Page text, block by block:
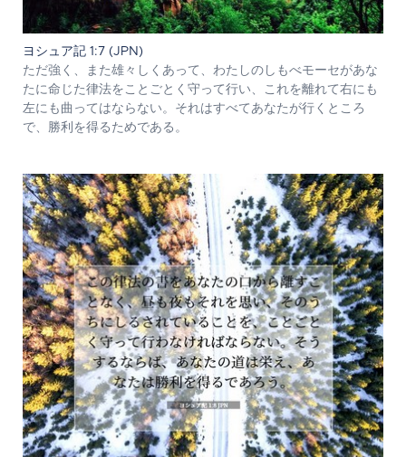
ヨシュア記 1:7 (JPN)
ただ強く、また雄々しくあって、わたしのしもべモーセがあな
たに命じた律法をことごとく守って行い、これを離れて右にも
左にも曲ってはならない。それはすべてあなたが行くところ
で、勝利を得るためである。